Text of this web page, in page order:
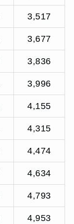
3,517
3,677
3,836
3,996
4,155
4,315
4,474
4,634
4,793
4,953